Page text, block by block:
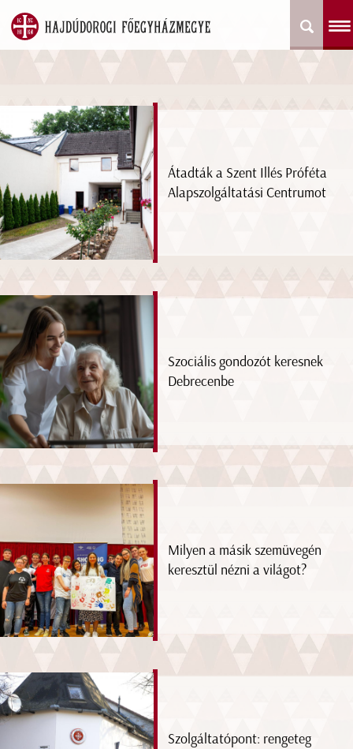
Átadták a Szent Illés Próféta
Alapszolgáltatási Centrumot
Szociális gondozót keresnek
Debrecenbe
Milyen a másik szemüvegén
keresztül nézni a világot?
Szolgáltatópont: rengeteg